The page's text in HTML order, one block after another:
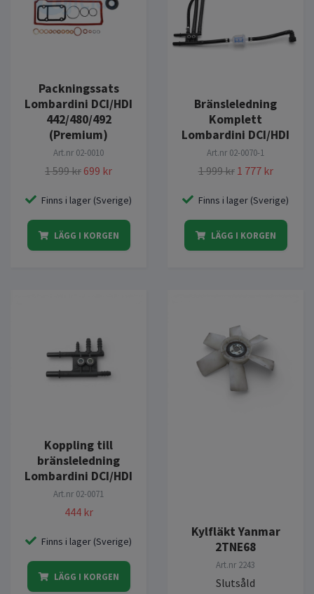
Packningssats
Lombardini DCI/HDI
442/480/492
(Premium)
Art.nr 02-0010
1 599 kr 699 kr
Finns i lager (Sverige)
LÄGG I KORGEN
Bränsleledning
Komplett
Lombardini DCI/HDI
Art.nr 02-0070-1
1 999 kr 1 777 kr
Finns i lager (Sverige)
LÄGG I KORGEN
Koppling till
bränsleledning
Lombardini DCI/HDI
Art.nr 02-0071
444 kr
Finns i lager (Sverige)
LÄGG I KORGEN
Kylfläkt Yanmar
2TNE68
Art.nr 2243
Slutsåld